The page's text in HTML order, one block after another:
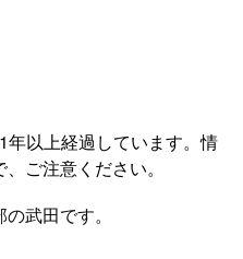
年以上経過しています。情
ご注意ください。
武田です。